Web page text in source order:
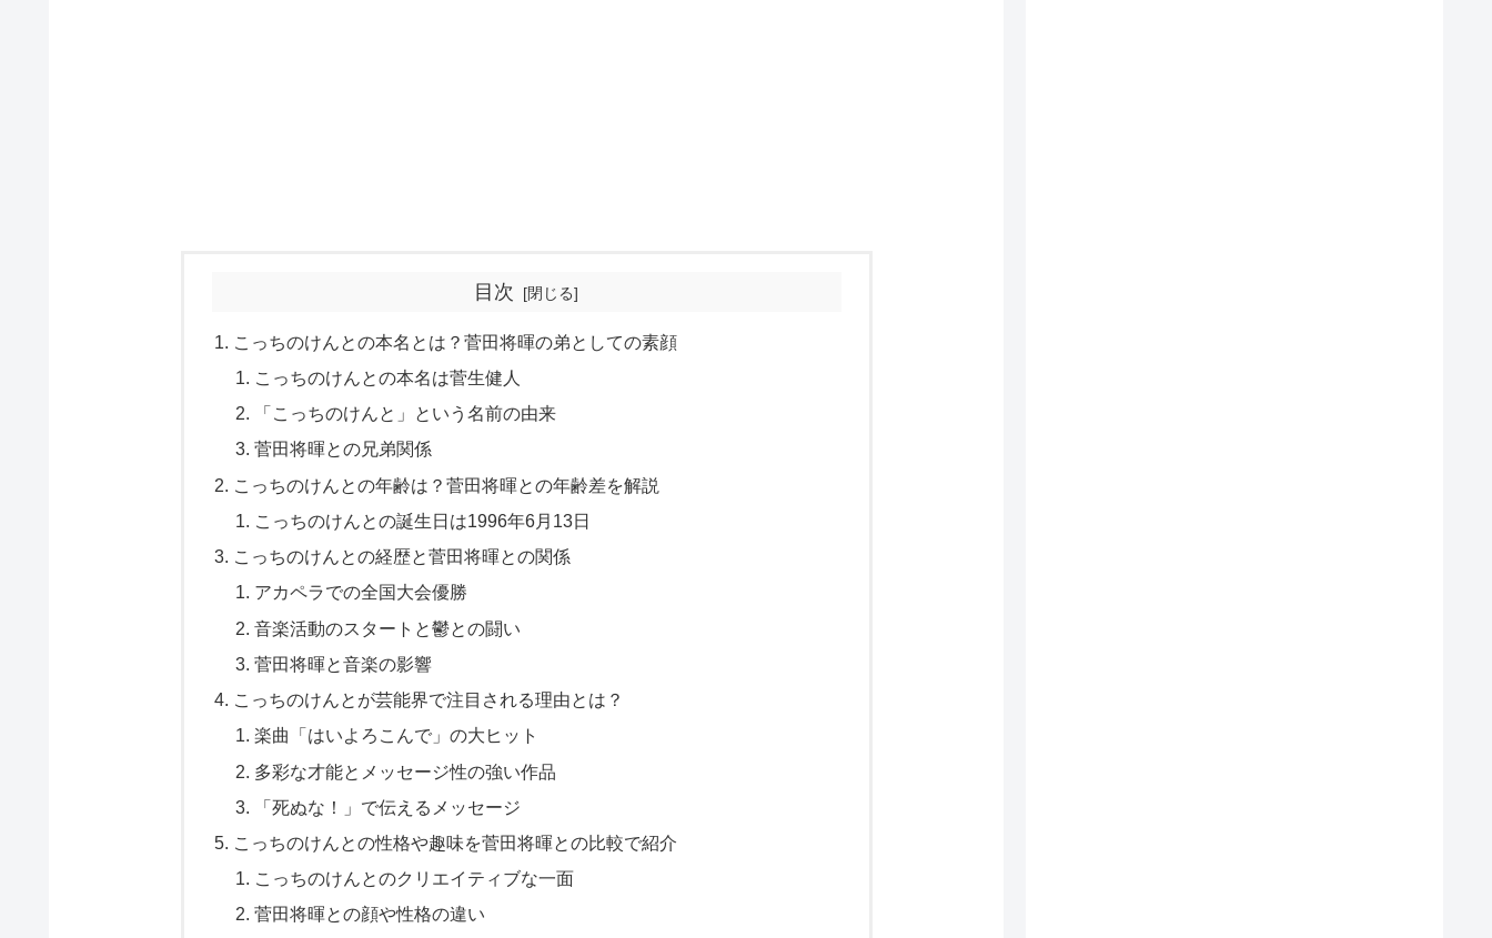
目次
こっちのけんとの本名とは？菅田将暉の弟としての素顔
こっちのけんとの本名は菅生健人
「こっちのけんと」という名前の由来
菅田将暉との兄弟関係
こっちのけんとの年齢は？菅田将暉との年齢差を解説
こっちのけんとの誕生日は1996年6月13日
こっちのけんとの経歴と菅田将暉との関係
アカペラでの全国大会優勝
音楽活動のスタートと鬱との闘い
菅田将暉と音楽の影響
こっちのけんとが芸能界で注目される理由とは？
楽曲「はいよろこんで」の大ヒット
多彩な才能とメッセージ性の強い作品
「死ぬな！」で伝えるメッセージ
こっちのけんとの性格や趣味を菅田将暉との比較で紹介
こっちのけんとのクリエイティブな一面
菅田将暉との顔や性格の違い